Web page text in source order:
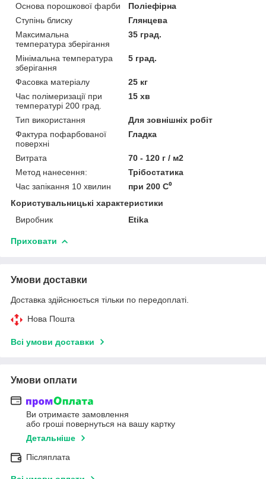
Основа порошкової фарби
Поліефірна
Ступінь блиску
Глянцева
Максимальна
температура зберігання
35 град.
Мінімальна температура
зберігання
5 град.
Фасовка матеріалу
25 кг
Час полімеризації при
температурі 200 град.
15 хв
Тип використання
Для зовнішніх робіт
Фактура пофарбованої
поверхні
Гладка
Витрата
70 - 120 г / м2
Метод нанесення:
Трібостатика
Час запікання 10 хвилин
при 200 C⁰
Користувальницькі характеристики
Виробник
Etika
Приховати
Умови доставки
Доставка здійснюється тільки по передоплаті.
Нова Пошта
Всі умови доставки
Умови оплати
Ви отримаєте замовлення
або гроші повернуться на вашу картку
Детальніше
Післяплата